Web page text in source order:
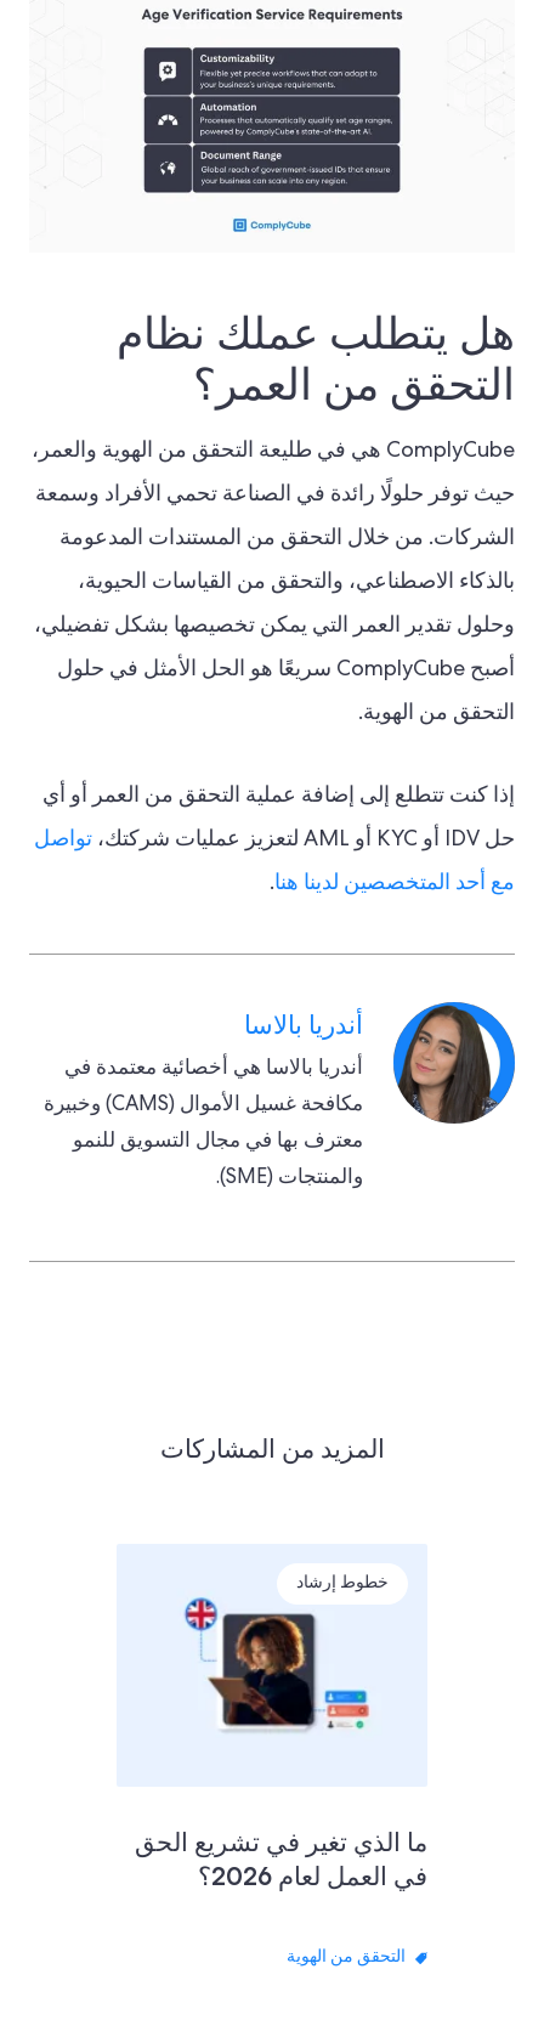
هل يتطلب عملك نظام
التحقق من العمر؟
ComplyCube هي في طليعة التحقق من الهوية والعمر،
حيث توفر حلولًا رائدة في الصناعة تحمي الأفراد وسمعة
الشركات. من خلال التحقق من المستندات المدعومة
بالذكاء الاصطناعي، والتحقق من القياسات الحيوية،
وحلول تقدير العمر التي يمكن تخصيصها بشكل تفضيلي،
أصبح ComplyCube سريعًا هو الحل الأمثل في حلول
التحقق من الهوية.
إذا كنت تتطلع إلى إضافة عملية التحقق من العمر أو أي
حل IDV أو KYC أو AML لتعزيز عمليات شركتك،
تواصل
مع أحد المتخصصين لدينا هنا.
أندريا بالاسا
أندريا بالاسا هي أخصائية معتمدة في
مكافحة غسيل الأموال (CAMS) وخبيرة
معترف بها في مجال التسويق للنمو
والمنتجات (SME).
المزيد من المشاركات
خطوط إرشاد
ما الذي تغير في تشريع الحق
في العمل لعام 2026؟
التحقق من الهوية